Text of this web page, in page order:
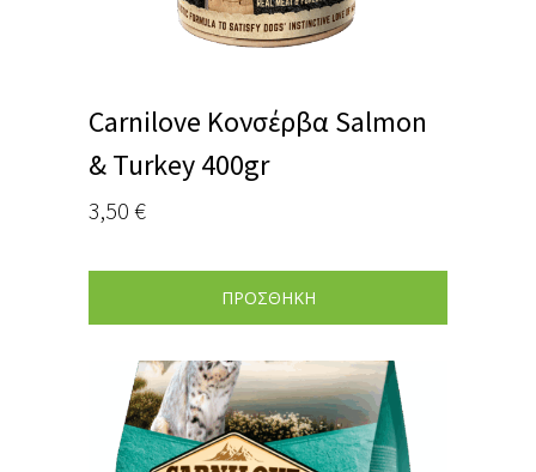
Carnilove Κονσέρβα Salmon
& Turkey 400gr
3,50 €
ΠΡΟΣΘΗΚΗ